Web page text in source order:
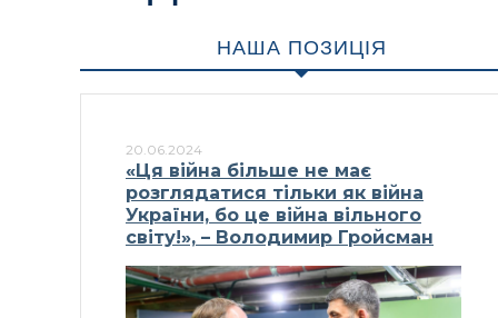
НАША ПОЗИЦІЯ
20.06.2024
«Ця війна більше не має
розглядатися тільки як війна
України, бо це війна вільного
світу!», – Володимир Гройсман